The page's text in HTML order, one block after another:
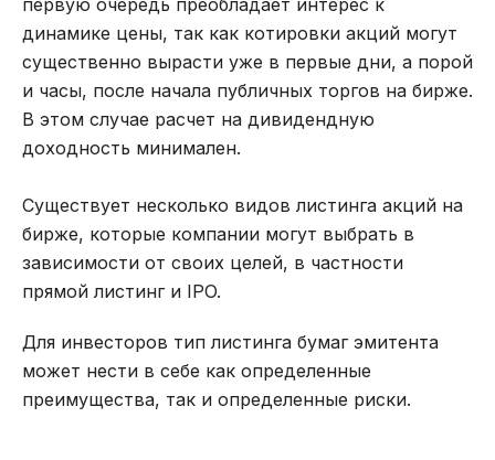
динамике цены, так как котировки акций могут
существенно вырасти уже в первые дни, а порой
и часы, после начала публичных торгов на бирже.
В этом случае расчет на дивидендную
доходность минимален.
Существует несколько видов листинга акций на
бирже, которые компании могут выбрать в
зависимости от своих целей, в частности
прямой листинг и IPO.
Для инвесторов тип листинга бумаг эмитента
может нести в себе как определенные
преимущества, так и определенные риски.